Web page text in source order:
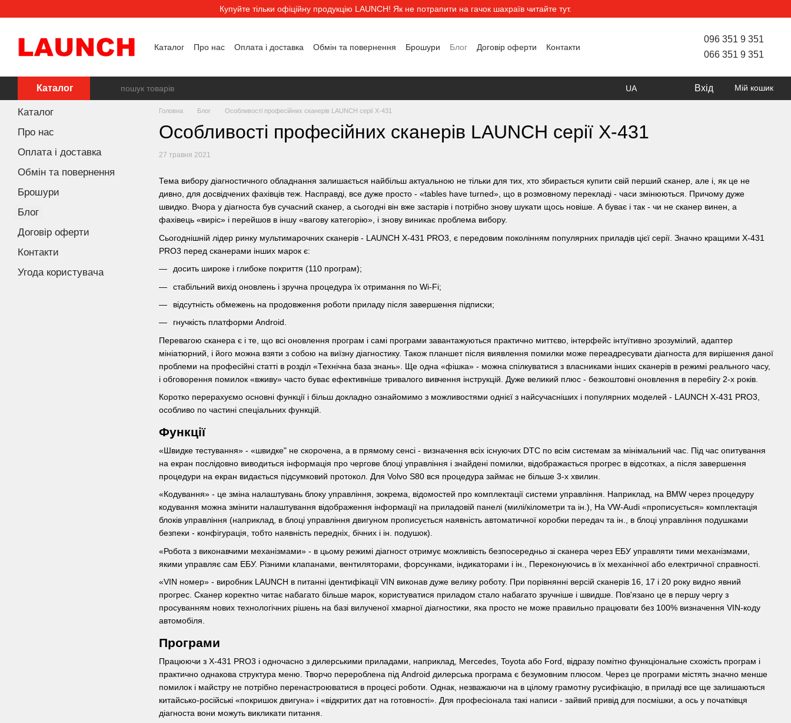
Купуйте тільки офіційну продукцію LAUNCH! Як не потрапити на гачок шахраїв читайте тут.
Каталог Про нас Оплата і доставка Обмін та повернення Брошури Блог Договір оферти
Контакти
096 351 9 351
066 351 9 351
Каталог UA Вхід Мій кошик
Головна Блог Особливості професійних сканерів LAUNCH серії Х-431
Особливості професійних сканерів LAUNCH серії Х-431
27 травня 2021
Тема вибору діагностичного обладнання залишається найбільш актуальною не тільки для тих, хто збирається купити свій перший сканер, але і, як це не
дивно, для досвідчених фахівців теж. Насправді, все дуже просто - «tables have turned», що в розмовному перекладі - часи змінюються. Причому дуже
швидко. Вчора у діагноста був сучасний сканер, а сьогодні він вже застарів і потрібно знову шукати щось новіше. А буває і так - чи не сканер винен, а
фахівець «виріс» і перейшов в іншу «вагову категорію», і знову виникає проблема вибору.
Сьогоднішній лідер ринку мультимарочних сканерів - LAUNCH X-431 PRO3, є передовим поколінням популярних приладів цієї серії. Значно кращими X-431
PRO3 перед сканерами інших марок є:
досить широке і глибоке покриття (110 програм);
стабільний вихід оновлень і зручна процедура їх отримання по Wi-Fi;
відсутність обмежень на продовження роботи приладу після завершення підписки;
гнучкість платформи Android.
Перевагою сканера є і те, що всі оновлення програм і самі програми завантажуються практично миттєво, інтерфейс інтуїтивно зрозумілий, адаптер
мініатюрний, і його можна взяти з собою на виїзну діагностику. Також планшет після виявлення помилки може переадресувати діагноста для вирішення даної
проблеми на професійні статті в розділ «Технічна база знань». Ще одна «фішка» - можна спілкуватися з власниками інших сканерів в режимі реального часу,
і обговорення помилок «вживу» часто буває ефективніше тривалого вивчення інструкцій. Дуже великий плюс - безкоштовні оновлення в перебігу 2-х років.
Коротко перерахуємо основні функції і більш докладно ознайомимо з можливостями однієї з найсучасніших і популярних моделей - LAUNCH X-431 PRO3,
особливо по частині спеціальних функцій.
Функції
«Швидке тестування» - «швидке" не скорочена, а в прямому сенсі - визначення всіх існуючих DTC по всім системам за мінімальний час. Під час опитування
на екран послідовно виводиться інформація про чергове блоці управління і знайдені помилки, відображається прогрес в відсотках, а після завершення
процедури на екран видається підсумковий протокол. Для Volvo S80 вся процедура займає не більше 3-х хвилин.
«Кодування» - це зміна налаштувань блоку управління, зокрема, відомостей про комплектації системи управління. Наприклад, на BMW через процедуру
кодування можна змінити налаштування відображення інформації на приладовій панелі (милі/кілометри та ін.), На VW-Audi «прописується» комплектація
блоків управління (наприклад, в блоці управління двигуном прописується наявність автоматичної коробки передач та ін., в блоці управління подушками
безпеки - конфігурація, тобто наявність передніх, бічних і ін. подушок).
«Робота з виконавчими механізмами» - в цьому режимі діагност отримує можливість безпосередньо зі сканера через ЕБУ управляти тими механізмами,
якими управляє сам ЕБУ. Різними клапанами, вентиляторами, форсунками, індикаторами і ін., Переконуючись в їх механічної або електричної справності.
«VIN номер» - виробник LAUNCH в питанні ідентифікації VIN виконав дуже велику роботу. При порівнянні версій сканерів 16, 17 і 20 року видно явний
прогрес. Сканер коректно читає набагато більше марок, користуватися приладом стало набагато зручніше і швидше. Пов'язано це в першу чергу з
просуванням нових технологічних рішень на базі вилученої хмарної діагностики, яка просто не може правильно працювати без 100% визначення VIN-коду
автомобіля.
Програми
Працюючи з X-431 PRO3 і одночасно з дилерськими приладами, наприклад, Mercedes, Toyota або Ford, відразу помітно функціональне схожість програм і
практично однакова структура меню. Творчо перероблена під Android дилерська програма є безумовним плюсом. Через це програми містять значно менше
помилок і майстру не потрібно перенастроюватися в процесі роботи. Однак, незважаючи на в цілому грамотну русифікацію, в приладі все ще залишаються
китайсько-російські «покришок двигуна» і «відкритих дат на готовності». Для професіонала такі написи - зайвий привід для посмішки, а ось у початківця
діагноста вони можуть викликати питання.
Каталог
Про нас
Оплата і доставка
Обмін та повернення
Брошури
Блог
Договір оферти
Контакти
Угода користувача